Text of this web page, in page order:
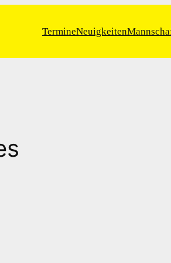
TermineNeuigkeiten